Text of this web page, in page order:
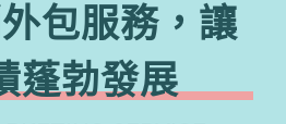
包服務，讓
蓬勃發展